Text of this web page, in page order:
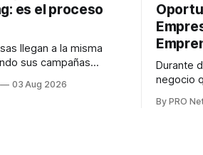
es el proceso
llegan a la misma
sus campañas
Sin embargo,
03 Aug 2026
Durante
negocio
By PRO